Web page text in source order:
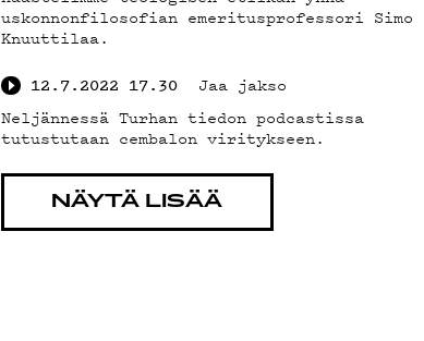
uskonnonfilosofian emeritusprofessori Simo
Knuuttilaa.
12.7.2022 17.30
Jaa jakso
Neljännessä Turhan tiedon podcastissa
tutustutaan cembalon viritykseen.
NÄYTÄ LISÄÄ